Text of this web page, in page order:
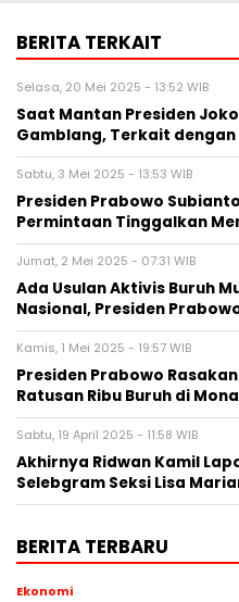
BERITA TERKAIT
Selasa, 20 Mei 2025 - 13:52 WIB
Saat Mantan Presiden
Gamblang, Terkait
Sabtu, 3 Mei 2025 - 13:53 WIB
Presiden Prabowo
Permintaan Tinggalkan
Jumat, 2 Mei 2025 - 07:31 WIB
Ada Usulan Aktivis Buruh
Nasional, Presiden
Kamis, 1 Mei 2025 - 19:57 WIB
Presiden Prabowo
Ratusan Ribu Buruh di
Sabtu, 19 April 2025 - 11:58 WIB
Akhirnya Ridwan Kamil
Selebgram Seksi Lisa
BERITA TERBARU
Ekonomi